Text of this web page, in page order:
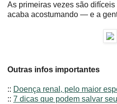
As primeiras vezes são
acaba acostumando ― e a
Outras infos importantes
:: Doença renal, pelo maior
:: 7 dicas que podem salvar